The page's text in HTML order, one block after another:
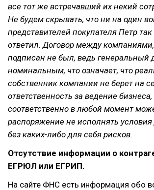
все тот же встречавший их некий
Не будем скрывать, что ни на один
представителей покупателя Петр так
ответил. Договор между компаниями,
подписан не был, ведь генеральный
номинальным, что означает, что
собственник компании не берет на
ответственность за ведение бизнеса,
соответственно в любой момент
распоряжение не исполнять условия
без каких-либо для себя рисков.
Отсутствие информации о
ЕГРЮЛ или ЕГРИП.
На сайте ФНС есть информация обо